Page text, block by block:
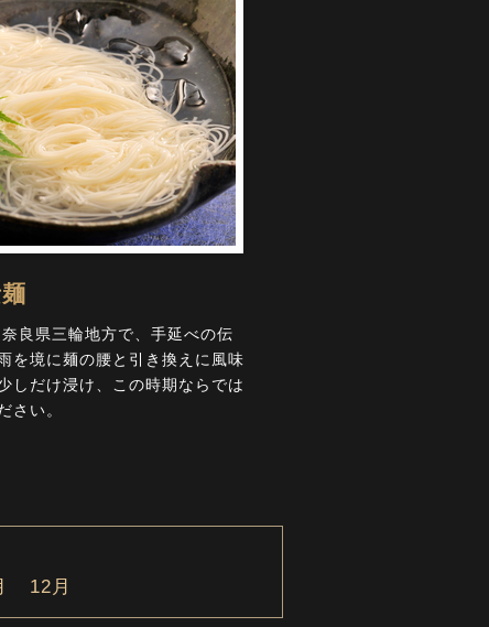
良県三輪地方で、手延べの伝
を境に麺の腰と引き換えに風味
しだけ浸け、この時期ならでは
さい。
12月